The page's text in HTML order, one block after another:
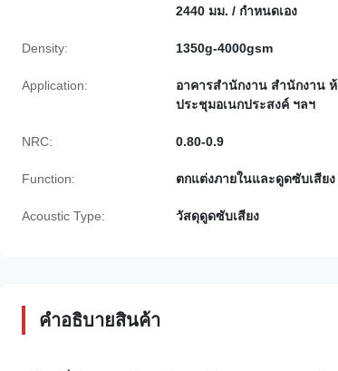
2440 มม. / กำหนดเอง
Density: 1350g-4000gsm
Application:
อาคารสำนักงาน สำนักงาน
ประชุมอเนกประสงค์ ฯลฯ
NRC: 0.80-0.9
Function: ตกแต่งภายในและดูดซับเสียง
Acoustic Type: วัสดุดูดซับเสียง
คําอธิบายสินค้า